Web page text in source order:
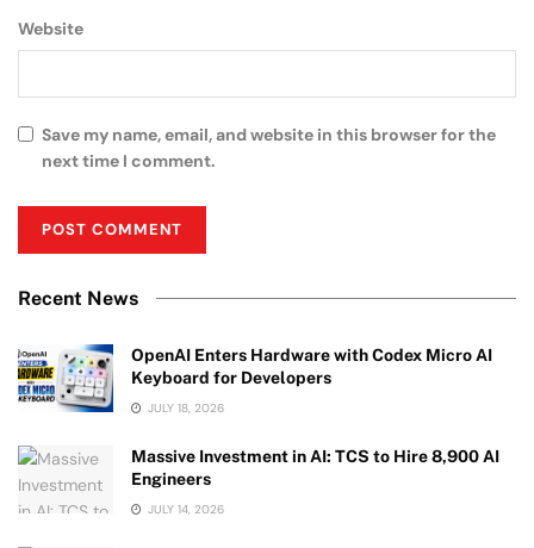
Website
Save my name, email, and website in this browser for the
next time I comment.
Recent News
OpenAI Enters Hardware with Codex Micro AI
Keyboard for Developers
JULY 18, 2026
Massive Investment in AI: TCS to Hire 8,900 AI
Engineers
JULY 14, 2026